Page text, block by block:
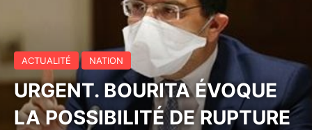
ACTUALITÉ NATION
URGENT. BOURITA ÉVOQUE
LA POSSIBILITÉ DE RUPTURE